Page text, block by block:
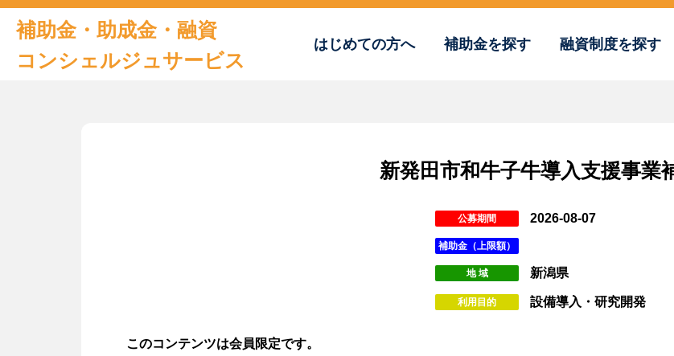
補助金・助成金・融資
コンシェルジュサービス
はじめての方へ 補助金を探す 融資制度を探す
新発田市和牛子牛導入支援事業
公募期間 2026-08-07
補助金（上限額）
地 域 新潟県
利用目的 設備導入・研究開発
このコンテンツは会員限定です。